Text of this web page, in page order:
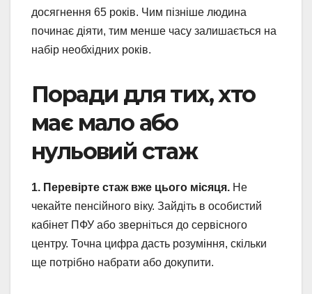
досягнення 65 років. Чим пізніше людина
починає діяти, тим менше часу залишається на
набір необхідних років.
Поради для тих, хто
має мало або
нульовий стаж
1. Перевірте стаж вже цього місяця. Не
чекайте пенсійного віку. Зайдіть в особистий
кабінет ПФУ або зверніться до сервісного
центру. Точна цифра дасть розуміння, скільки
ще потрібно набрати або докупити.